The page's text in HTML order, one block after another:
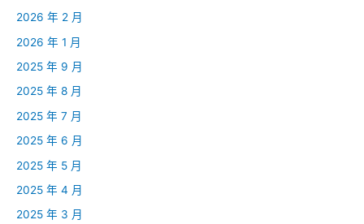
2026 年 2 月
2026 年 1 月
2025 年 9 月
2025 年 8 月
2025 年 7 月
2025 年 6 月
2025 年 5 月
2025 年 4 月
2025 年 3 月